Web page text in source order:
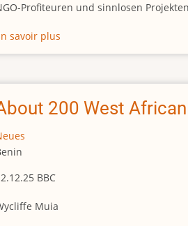
Profiteuren und sinnlosen
savoir plus
Auch
vollzieht
Strategiewechsel
in
200 West
BBC
Muia